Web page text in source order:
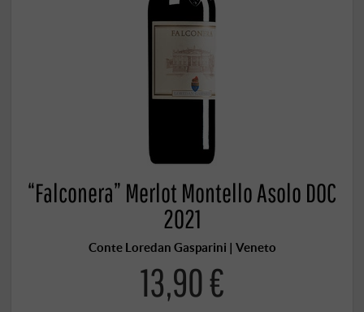
“Falconera” Merlot Montello Asolo DOC
2021
Conte Loredan Gasparini | Veneto
13,90 €